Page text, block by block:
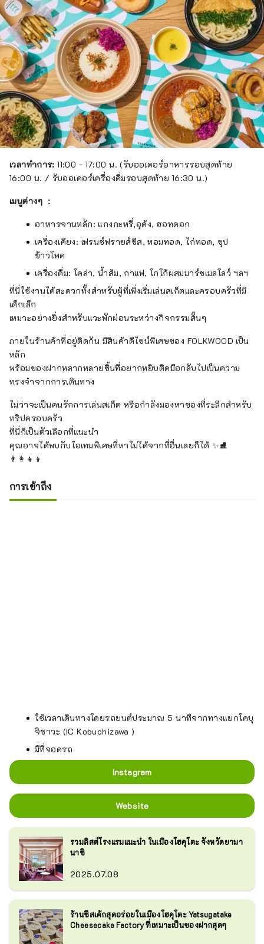
เวลาทำการ: 11:00 - 17:00 น. (รับออเดอร์อาหารรอบสุดท้าย
16:00 น. / รับออเดอร์เครื่องดื่มรอบสุดท้าย 16:30 น.)
เมนูต่างๆ ：
อาหารจานหลัก: แกงกะหรี่,อุด้ง, ฮอทดอก
เครื่องเคียง: เฟรนช์ฟรายส์ชีส, หอมทอด, ไก่ทอด, ซุป
ข้าวโพด
เครื่องดื่ม: โคล่า, น้ำส้ม, กาแฟ, โกโก้ผสมมาร์ชเมลโลว์ ฯลฯ
ที่นี่ใช้งานได้สะดวกทั้งสำหรับผู้ที่เพิ่งเริ่มเล่นสเก็ตและครอบครัวที่มี
เด็กเล็ก
เหมาะอย่างยิ่งสำหรับแวะพักผ่อนระหว่างกิจกรรมสั้นๆ
ภายในร้านค้าที่อยู่ติดกัน มีสินค้าดีไซน์พิเศษของ FOLKWOOD เป็น
หลัก
พร้อมของฝากหลากหลายชิ้นที่อยากหยิบติดมือกลับไปเป็นความ
ทรงจำจากการเดินทาง
ไม่ว่าจะเป็นคนรักการเล่นสเก็ต หรือกำลังมองหาของที่ระลึกสำหรับ
ทริปครอบครัว
ที่นี่ก็เป็นตัวเลือกที่แนะนำ
คุณอาจได้พบกับไอเทมพิเศษที่หาไม่ได้จากที่อื่นเลยก็ได้ ✨⛸️
👨‍👩‍👧‍👦
การเข้าถึง
ใช้เวลาเดินทางโดยรถยนต์ประมาณ 5 นาทีจากทางแยกโคบุ
จิซาวะ (IC Kobuchizawa )
มีที่จอดรถ
Instagram
Website
รวมลิสต์โรงแรมแนะนำ ในเมืองโฮคุโตะ จังหวัดยามา
นาชิ
2025.07.08
ร้านชีสเค้กสุดอร่อยในเมืองโฮคุโตะ Yatsugatake
Cheesecake Factory ที่เหมาะเป็นของฝากสุดๆ